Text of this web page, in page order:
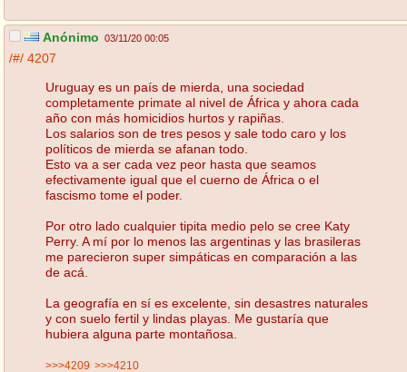
Anónimo 03/11/20 00:05
/#/ 4207
Uruguay es un país de mierda, una sociedad
completamente primate al nivel de África y ahora cada
año con más homicidios hurtos y rapiñas.
Los salarios son de tres pesos y sale todo caro y los
políticos de mierda se afanan todo.
Esto va a ser cada vez peor hasta que seamos
efectivamente igual que el cuerno de África o el
fascismo tome el poder.
Por otro lado cualquier tipita medio pelo se cree Katy
Perry. A mí por lo menos las argentinas y las brasileras
me parecieron super simpáticas en comparación a las
de acá.
La geografía en sí es excelente, sin desastres naturales
y con suelo fertil y lindas playas. Me gustaría que
hubiera alguna parte montañosa.
>>>4209 >>>4210